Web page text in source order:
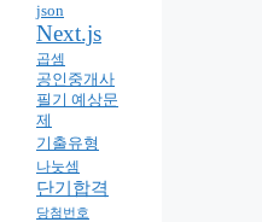
json
Next.js
곱셈
공인중개사
필기 예상문
제
기출유형
나눗셈
단기합격
당첨번호